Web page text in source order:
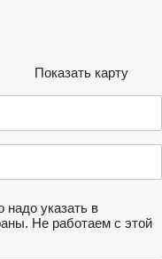
Показать карту
надо указать в
Не работаем с этой